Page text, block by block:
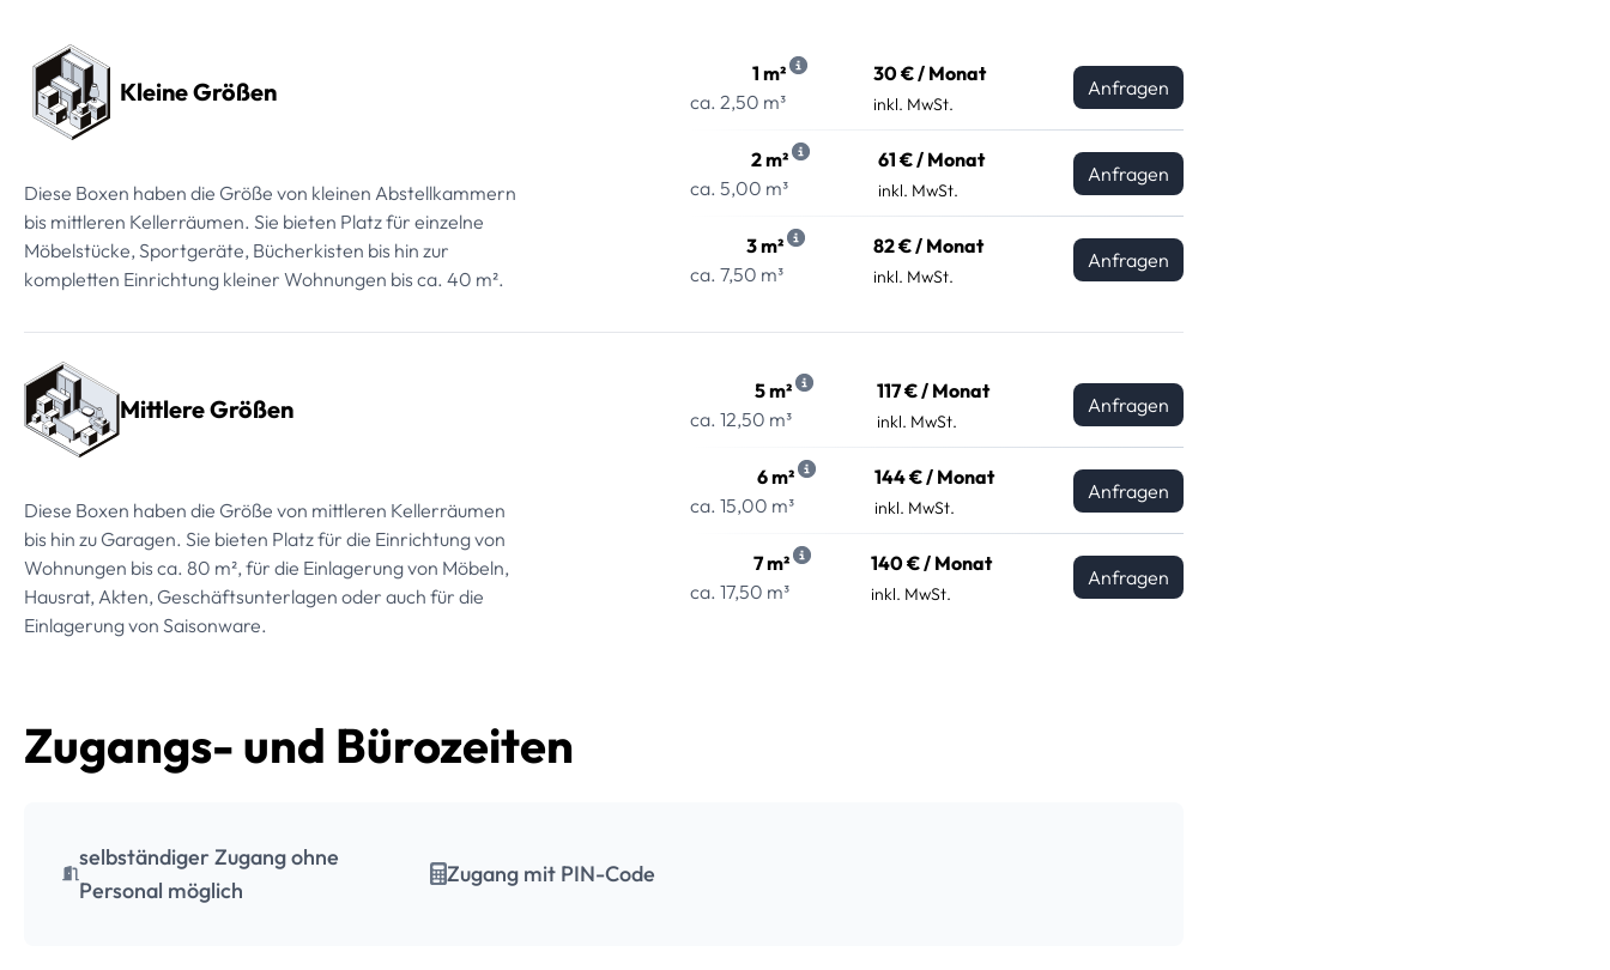
Kleine Größen
Diese Boxen haben die Größe von kleinen Abstellkammern
bis mittleren Kellerräumen. Sie bieten Platz für einzelne
Möbelstücke, Sportgeräte, Bücherkisten bis hin zur
kompletten Einrichtung kleiner Wohnungen bis ca. 40 m².
1 m²
ca. 2,50 m³
30 € / Monat
inkl. MwSt.
Anfragen
2 m²
ca. 5,00 m³
61 € / Monat
inkl. MwSt.
Anfragen
3 m²
ca. 7,50 m³
82 € / Monat
inkl. MwSt.
Anfragen
Mittlere Größen
Diese Boxen haben die Größe von mittleren Kellerräumen
bis hin zu Garagen. Sie bieten Platz für die Einrichtung von
Wohnungen bis ca. 80 m², für die Einlagerung von Möbeln,
Hausrat, Akten, Geschäftsunterlagen oder auch für die
Einlagerung von Saisonware.
5 m²
ca. 12,50 m³
117 € / Monat
inkl. MwSt.
Anfragen
6 m²
ca. 15,00 m³
144 € / Monat
inkl. MwSt.
Anfragen
7 m²
ca. 17,50 m³
140 € / Monat
inkl. MwSt.
Anfragen
Zugangs- und Bürozeiten
selbständiger Zugang ohne
Personal möglich
Zugang mit PIN-Code